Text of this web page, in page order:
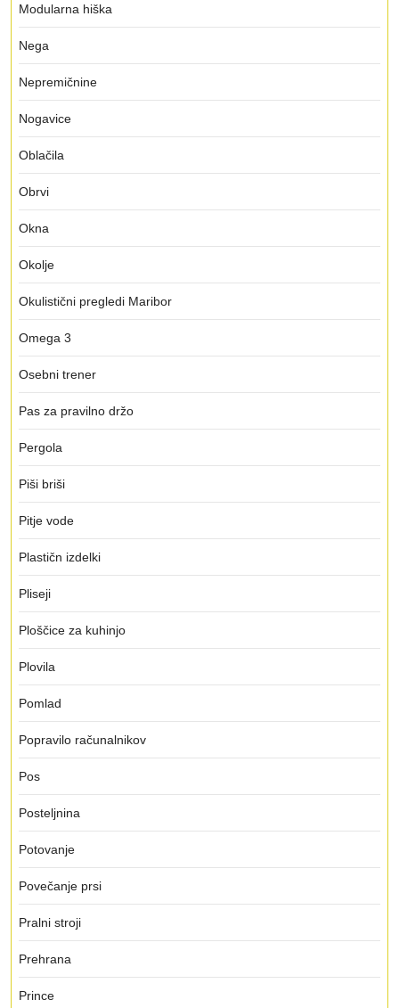
Modularna hiška
Nega
Nepremičnine
Nogavice
Oblačila
Obrvi
Okna
Okolje
Okulistični pregledi Maribor
Omega 3
Osebni trener
Pas za pravilno držo
Pergola
Piši briši
Pitje vode
Plastičn izdelki
Pliseji
Ploščice za kuhinjo
Plovila
Pomlad
Popravilo računalnikov
Pos
Posteljnina
Potovanje
Povečanje prsi
Pralni stroji
Prehrana
Prince